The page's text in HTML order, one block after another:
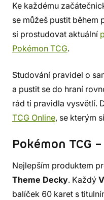
Ke každému
se můžeš pustit během
si prostudovat aktuální
Pokémon TCG.
Studování pravidel o
a pustit se do hraní
rád ti pravidla vysvětlí.
TCG Online, se kterým
Pokémon TCG
Nejlepším produktem
Theme Decky. Každý
balíček 60 karet s